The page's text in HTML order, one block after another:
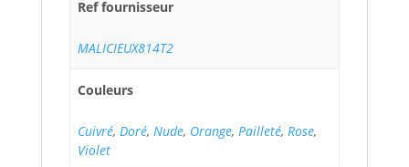
Ref fournisseur
MALICIEUX814T2
Couleurs
Cuivré, Doré, Nude, Orange, Pailleté, Rose,
Violet